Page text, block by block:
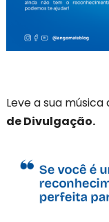
Leve a sua
de Divulgação.